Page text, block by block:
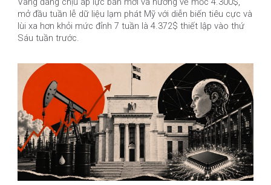
mở đầu tuần lễ dữ liệu lạm phát Mỹ với diễn biến tiêu cực và
lùi xa hơn khỏi mức đỉnh 7 tuần là 4.372$ thiết lập vào thứ
Sáu tuần trước.